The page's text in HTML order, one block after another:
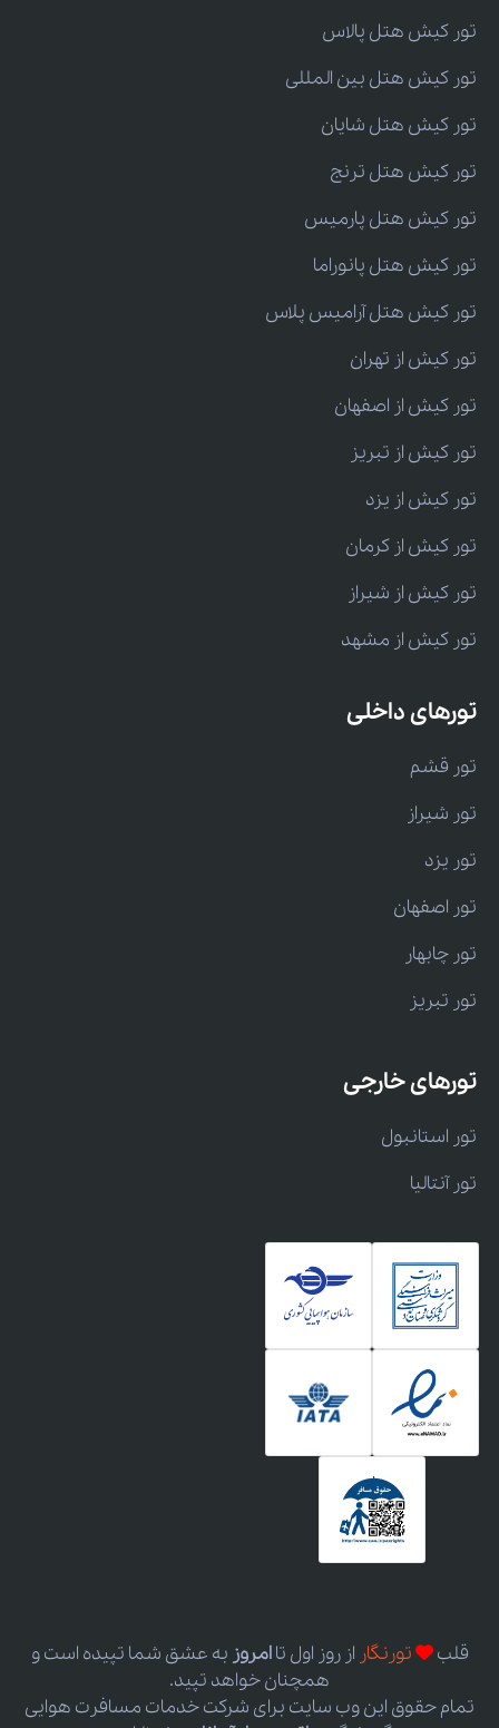
تور کیش هتل پالاس
تور کیش هتل بین المللی
تور کیش هتل شایان
تور کیش هتل ترنج
تور کیش هتل پارمیس
تور کیش هتل پانوراما
تور کیش هتل آرامیس پلاس
تور کیش از تهران
تور کیش از اصفهان
تور کیش از تبریز
تور کیش از یزد
تور کیش از کرمان
تور کیش از شیراز
تور کیش از مشهد
تورهای داخلی
تور قشم
تور شیراز
تور یزد
تور اصفهان
تور چابهار
تور تبریز
تورهای خارجی
تور استانبول
تور آنتالیا
قلب تورنگار از روز اول تاامروز به عشق شما تپیده است و
همچنان خواهد تپید.
تمام حقوق این وب سایت برای شرکت خدمات مسافرت هوایی